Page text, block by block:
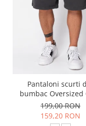
Pantaloni scurti
bumbac Oversized
Anthracite
199,00 RON
159,20 RON